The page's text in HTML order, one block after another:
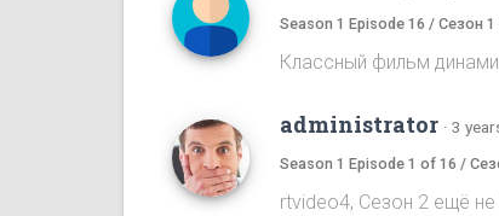
Season 1 Episode 16 / Сезон 1
Классный фильм
administrator · 3
Season 1 Episode 1 of 16 /
rtvideo4, Сезон 2 ещё